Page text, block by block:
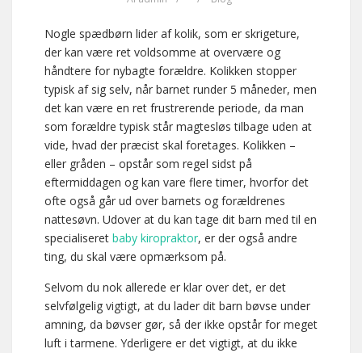
Nogle spædbørn lider af kolik, som er skrigeture,
der kan være ret voldsomme at overvære og
håndtere for nybagte forældre. Kolikken stopper
typisk af sig selv, når barnet runder 5 måneder, men
det kan være en ret frustrerende periode, da man
som forældre typisk står magtesløs tilbage uden at
vide, hvad der præcist skal foretages. Kolikken –
eller gråden – opstår som regel sidst på
eftermiddagen og kan vare flere timer, hvorfor det
ofte også går ud over barnets og forældrenes
nattesøvn. Udover at du kan tage dit barn med til en
specialiseret baby kiropraktor, er der også andre
ting, du skal være opmærksom på.
Selvom du nok allerede er klar over det, er det
selvfølgelig vigtigt, at du lader dit barn bøvse under
amning, da bøvser gør, så der ikke opstår for meget
luft i tarmene. Yderligere er det vigtigt, at du ikke